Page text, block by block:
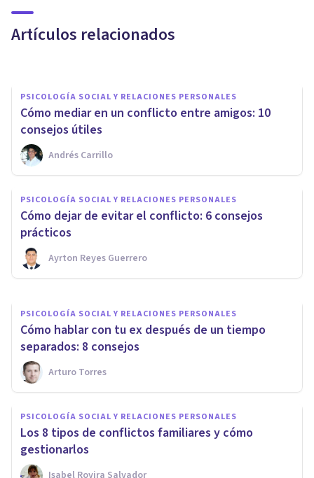
Artículos relacionados
conflicto con eficacia
PSICOLOGÍA SOCIAL Y RELACIONES PERSONALES
Cómo mediar en un conflicto entre amigos: 10
consejos útiles
Andrés Carrillo
PSICOLOGÍA SOCIAL Y RELACIONES PERSONALES
Cómo dejar de evitar el conflicto: 6 consejos
prácticos
Ayrton Reyes Guerrero
PSICOLOGÍA SOCIAL Y RELACIONES PERSONALES
Los 5 beneficios de la
comunicación asertiva en las
relaciones personales
Psicotools
PSICOLOGÍA SOCIAL Y RELACIONES PERSONALES
Cómo hablar con tu ex después de un tiempo
separados: 8 consejos
Arturo Torres
PSICOLOGÍA SOCIAL Y RELACIONES PERSONALES
Los 8 tipos de conflictos familiares y cómo
gestionarlos
Isabel Rovira Salvador